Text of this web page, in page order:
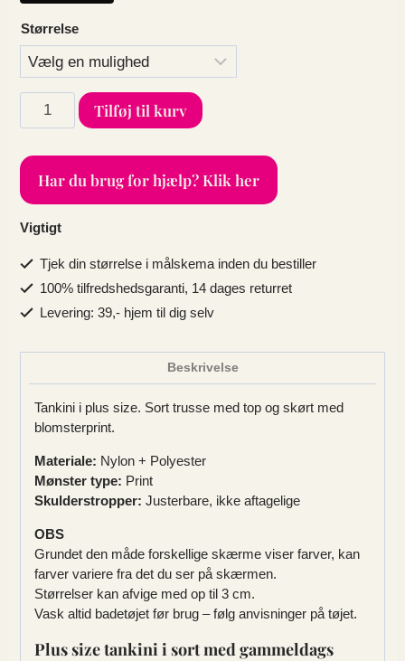
Størrelse
Plus
-
Sort
top
og
med
smukt
antal
Tilføj til kurv
Har du brug for hjælp? Klik her
Vigtigt
Tjek din størrelse i målskema inden du bestiller
100% tilfredshedsgaranti, 14 dages returret
Levering: 39,- hjem til dig selv
Beskrivelse
Tankini i plus size. Sort trusse med top og skørt med
blomsterprint.
Materiale: Nylon + Polyester
Mønster type: Print
Skulderstropper: Justerbare, ikke aftagelige
OBS
Grundet den måde forskellige skærme viser farver, kan
farver variere fra det du ser på skærmen.
Størrelser kan afvige med op til 3 cm.
Vask altid badetøjet før brug – følg anvisninger på tøjet.
Plus size tankini i sort med gammeldags